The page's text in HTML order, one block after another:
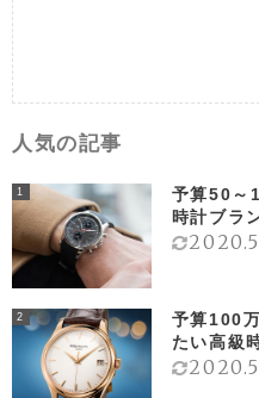
人気の記事
1
予算50～
時計ブラ
2
予算100
たい高級